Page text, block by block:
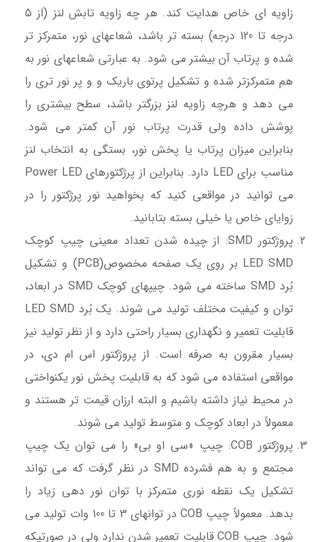
زاویه ای خاص هدایت کند. هر چه زاویه تابش لنز (از 5
درجه تا 120 درجه) بسته تر باشد، شعاعهای نور، متمرکز تر
شده و پرتاب آن بیشتر می شود. به عبارتی شعاعهای نور به
هم متمرکزتر شده و تشکیل پرتوی باریک و و پر نور تری را
می دهد و هرچه زاویه لنز بزرگتر باشد، سطح بیشتری را
پوشش داده ولی قدرت پرتاب نور آن کمتر می شود.
بنابراین میزان پرتاب یا پخش نور، بستگی به انتخاب لنز
مناسب برای LED دارد. بنابراین از پرژکتورهای Power LED
می توانید در مواقعی کنید که بخواهید نور پرژکتور را در
زوایای خاص یا خیلی بسته بتابانید.
پروژکتور SMD: از چیده شدن تعداد معینی چیپ کوچک
LED SMD بر روی یک صفحه مخصوص(PCB) و تشکیل
بُرد SMD ساخته می شود. چیپهای کوچک SMD در ابعاد،
توان و کیفیت مختلف تولید می شوند. یک بُرد LED SMD
قابلیت تعمیر و نگهداری بسیار راحتی دارد و از نظر تولید نیز
بسیار مقرون به صرفه است. از پروژکتور اس ام دی، در
مواقعی استفاده می شود که به قابلیت پخش نور یکنواختی
در محیط نیاز داشته باشیم و البته ارزان قیمت تر هستند و
معمولاً در ابعاد کوچک و متوسط تولید می شوند.
پروژکتور COB: چیپ «سی او بی» را می توان یک چیپ
مجتمع و به هم فشرده SMD در نظر گرفت که می تواند
تشکیل یک نقطه نوری متمرکز با توان نور دهی زیاد را
بدهد. معمولاً چیپ COB در توانهای 3 تا 100 وات تولید می
شود. چیپ COB قابلیت تعمیر شدن ندارد ولی در صورتیکه